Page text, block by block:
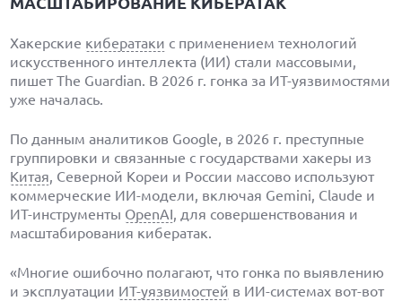
Хакерские кибератаки с применением технологий
искусственного интеллекта (ИИ) стали массовыми,
пишет The Guardian. В 2026 г. гонка за ИТ-уязвимостями
уже началась.
По данным аналитиков Google, в 2026 г. преступные
группировки и связанные с государствами хакеры из
Китая, Северной Кореи и России массово используют
коммерческие ИИ-модели, включая Gemini, Claude и
ИТ-инструменты OpenAI, для совершенствования и
масштабирования кибератак.
«Многие ошибочно полагают, что гонка по выявлению
и эксплуатации ИТ-уязвимостей в ИИ-системах вот-вот